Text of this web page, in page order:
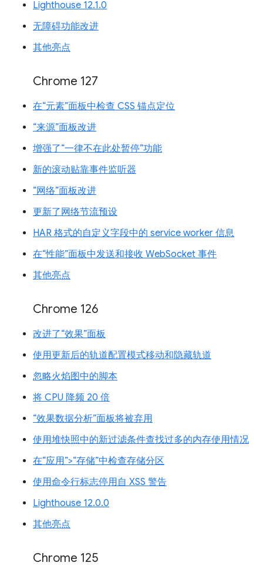
Lighthouse 12.1.0
无障碍功能改进
其他亮点
Chrome 127
在“元素”面板中检查 CSS 锚点定位
“来源”面板改进
增强了“一律不在此处暂停”功能
新的滚动贴靠事件监听器
“网络”面板改进
更新了网络节流预设
HAR 格式的自定义字段中的 service worker 信息
在“性能”面板中发送和接收 WebSocket 事件
其他亮点
Chrome 126
改进了“效果”面板
使用更新后的轨道配置模式移动和隐藏轨道
忽略火焰图中的脚本
将 CPU 降频 20 倍
“效果数据分析”面板将被弃用
使用堆快照中的新过滤条件查找过多的内存使用情况
在“应用”>“存储”中检查存储分区
使用命令行标志停用自 XSS 警告
Lighthouse 12.0.0
其他亮点
Chrome 125